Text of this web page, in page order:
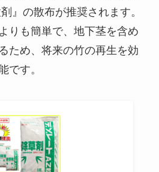
』の散布が推奨されます。
りも簡単で、地下茎を含め
ため、将来の竹の再生を効
です。